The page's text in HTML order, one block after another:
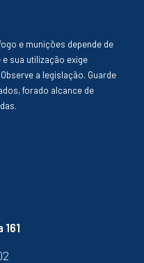
e munições depende de
sua utilização exige
a legislação. Guarde
forado alcance de